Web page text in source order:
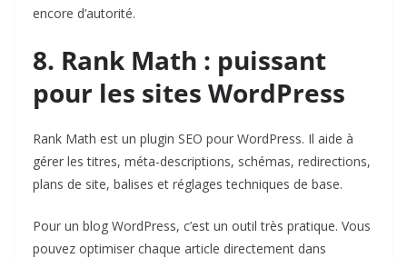
encore d’autorité.
8. Rank Math : puissant
pour les sites WordPress
Rank Math est un plugin SEO pour WordPress. Il aide à
gérer les titres, méta-descriptions, schémas, redirections,
plans de site, balises et réglages techniques de base.
Pour un blog WordPress, c’est un outil très pratique. Vous
pouvez optimiser chaque article directement dans